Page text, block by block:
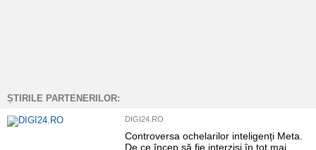
ȘTIRILE PARTENERILOR:
DIGI24.RO
Controversa ochelarilor inteligenți Meta.
De ce încep să fie interziși în tot mai